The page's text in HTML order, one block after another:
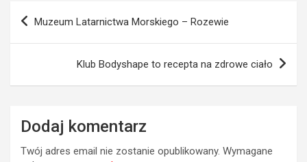
Nawigacja
Muzeum Latarnictwa Morskiego – Rozewie
Klub Bodyshape to recepta na zdrowe ciało
Dodaj komentarz
Twój adres email nie zostanie opublikowany. Wymagane